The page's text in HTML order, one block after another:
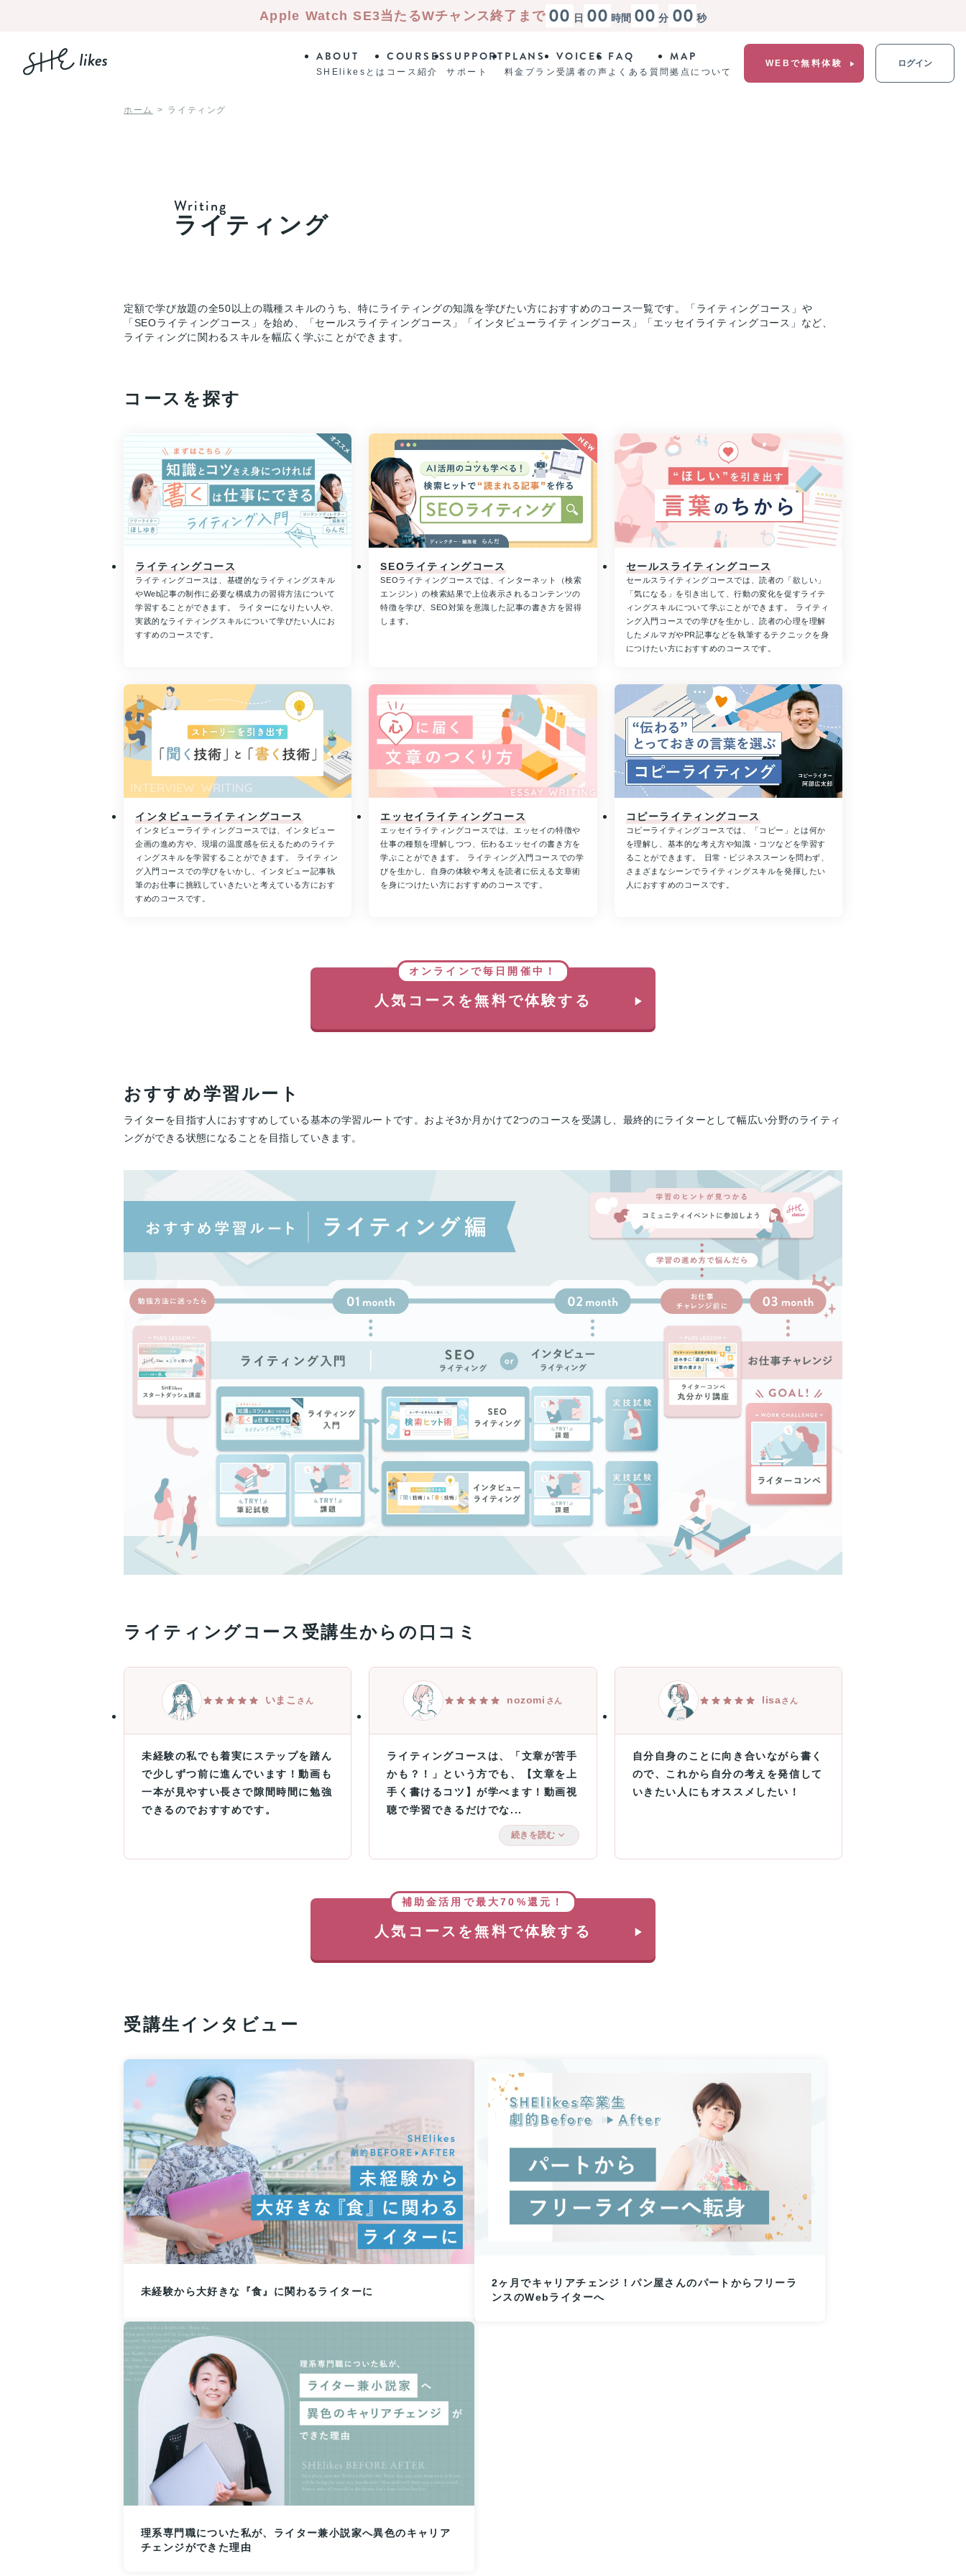
Apple Watch SE3当たるWチャンス終了まで 00 日 00 時間 00 分 00 秒
ABOUT
SHElikesとは
COURSES
コース紹介
SUPPORT
サポート
PLANS
料金プラン
VOICES
受講者の声
FAQ
よくある質問
MAP
拠点について
WEBで無料体験 ログイン
ホーム ライティング
Writing
ライティング
定額で学び放題の全50以上の職種スキルのうち、特にライティングの知識を学びたい方におすすめのコース一覧です。「ライティングコース」や
「SEOライティングコース」を始め、「セールスライティングコース」「インタビューライティングコース」「エッセイライティングコース」など、
ライティングに関わるスキルを幅広く学ぶことができます。
コースを探す
ライティングコース
ライティングコースは、基礎的なライティングスキル
やWeb記事の制作に必要な構成力の習得方法について
学習することができます。 ライターになりたい人や、
実践的なライティングスキルについて学びたい人にお
すすめのコースです。
SEOライティングコース
SEOライティングコースでは、インターネット（検索
エンジン）の検索結果で上位表示されるコンテンツの
特徴を学び、SEO対策を意識した記事の書き方を習得
します。
セールスライティングコース
セールスライティングコースでは、読者の「欲しい」
「気になる」を引き出して、行動の変化を促すライテ
ィングスキルについて学ぶことができます。 ライティ
ング入門コースでの学びを生かし、読者の心理を理解
したメルマガやPR記事などを執筆するテクニックを身
につけたい方におすすめのコースです。
インタビューライティングコース
インタビューライティングコースでは、インタビュー
企画の進め方や、現場の温度感を伝えるためのライテ
ィングスキルを学習することができます。 ライティン
グ入門コースでの学びをいかし、インタビュー記事執
筆のお仕事に挑戦していきたいと考えている方におす
すめのコースです。
エッセイライティングコース
エッセイライティングコースでは、エッセイの特徴や
仕事の種類を理解しつつ、伝わるエッセイの書き方を
学ぶことができます。 ライティング入門コースでの学
びを生かし、自身の体験や考えを読者に伝える文章術
を身につけたい方におすすめのコースです。
コピーライティングコース
コピーライティングコースでは、「コピー」とは何か
を理解し、基本的な考え方や知識・コツなどを学習す
ることができます。 日常・ビジネススーンを問わず、
さまざまなシーンでライティングスキルを発揮したい
人におすすめのコースです。
オンラインで毎日開催中！
人気コースを無料で体験する
おすすめ学習ルート
ライターを目指す人におすすめしている基本の学習ルートです。およそ3か月かけて2つのコースを受講し、最終的にライターとして幅広い分野のライティ
ングができる状態になることを目指していきます。
ライティングコース受講生からの口コミ
いまこ さん
未経験の私でも着実にステップを踏ん
で少しずつ前に進んでいます！動画も
一本が見やすい長さで隙間時間に勉強
できるのでおすすめです。
nozomi さん
ライティングコースは、「文章が苦手
かも？！」という方でも、【文章を上
手く書けるコツ】が学べます！動画視
聴で学習できるだけでな...
続きを読む
lisaさん
自分自身のことに向き合いながら書く
ので、これから自分の考えを発信して
いきたい人にもオススメしたい！
補助金活用で最大70%還元！
人気コースを無料で体験する
受講生インタビュー
未経験から大好きな『食』に関わるライターに
2ヶ月でキャリアチェンジ！パン屋さんのパートからフリーラ
ンスのWebライターへ
理系専門職についた私が、ライター兼小説家へ異色のキャリア
チェンジができた理由